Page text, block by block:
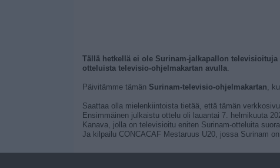
Tällä hetkellä ei ole Surinam-jalkapallon televisioituja
otteluista televisio-ohjelmakartan avulla.
Päivitämme tämän Surinam-televisio-ohjelmakartan,
Saattaa olla mielenkiintoista tietää, että tämän
Ensimmäinen julkaistu ottelu oli lauantai 7. helmikuuta
Kanava, jolla on televisioitu eniten Surinam-otteluita
Ja kilpailu CONCACAF Mestaruus U20, jossa Surinam